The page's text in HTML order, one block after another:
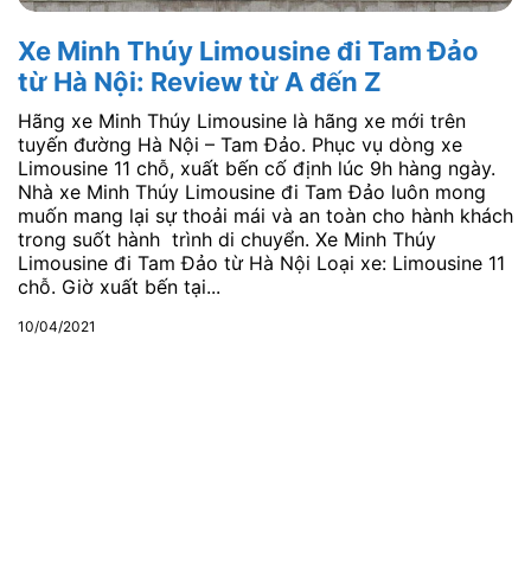
Xe Minh Thúy Limousine đi Tam Đảo
từ Hà Nội: Review từ A đến Z
Hãng xe Minh Thúy Limousine là hãng xe mới trên
tuyến đường Hà Nội – Tam Đảo. Phục vụ dòng xe
Limousine 11 chỗ, xuất bến cố định lúc 9h hàng ngày.
Nhà xe Minh Thúy Limousine đi Tam Đảo luôn mong
muốn mang lại sự thoải mái và an toàn cho hành khách
trong suốt hành trình di chuyển. Xe Minh Thúy
Limousine đi Tam Đảo từ Hà Nội Loại xe: Limousine 11
chỗ. Giờ xuất bến tại...
10/04/2021